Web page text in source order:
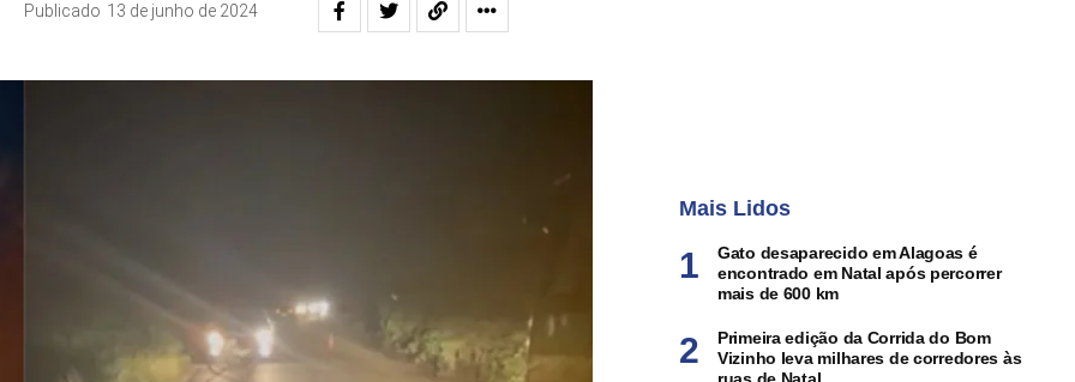
Publicado 13 de junho de 2024
Mais Lidos
Gato desaparecido em Alagoas é
encontrado em Natal após percorrer
mais de 600 km
Primeira edição da Corrida do Bom
Vizinho leva milhares de corredores às